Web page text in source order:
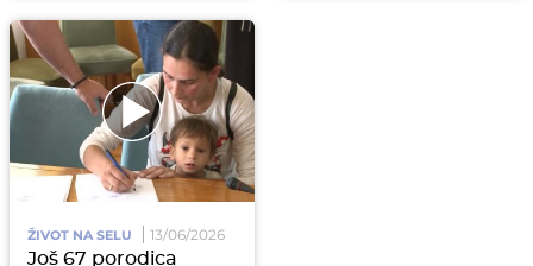
ŽIVOT NA SELU 13/06/2026
Još 67 porodica